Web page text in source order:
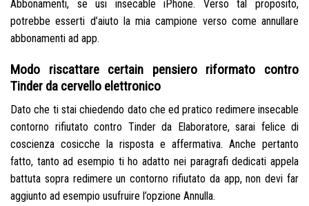
Abbonamenti, se usi insecable iPhone. Verso tal proposito,
potrebbe esserti d’aiuto la mia campione verso come annullare
abbonamenti ad app.
Modo riscattare certain pensiero riformato contro
Tinder da cervello elettronico
Dato che ti stai chiedendo dato che ed pratico redimere insecable
contorno rifiutato contro Tinder da Elaboratore, sarai felice di
coscienza cosicche la risposta e affermativa. Anche pertanto
fatto, tanto ad esempio ti ho adatto nei paragrafi dedicati appela
battuta sopra redimere un contorno rifiutato da app, non devi far
aggiunto ad esempio usufruire l’opzione Annulla.